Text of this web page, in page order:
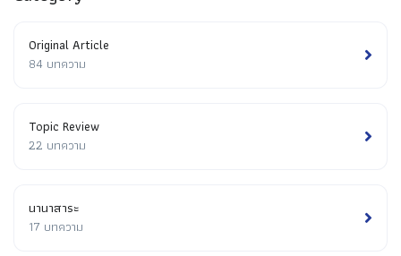
Original Article
84 บทความ
Topic Review
22 บทความ
นานาสาระ
17 บทความ